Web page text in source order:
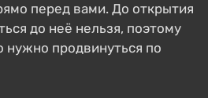
перед вами. До открытия
до неё нельзя, поэтому
нужно продвинуться по